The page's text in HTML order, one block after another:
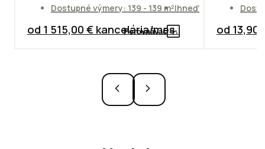
Dostupné výmery: 139 - 139 m²Ihneď
od 1 515,00 € kancelária/mes.
Porovnávač od 13,90